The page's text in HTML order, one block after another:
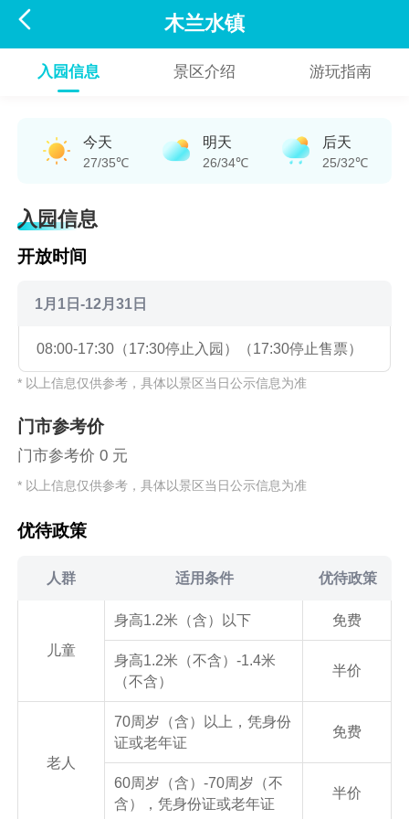
 木兰水镇
入园信息 景区介绍 游玩指南
今天
27/35℃
明天
26/34℃
后天
25/32℃
入园信息
开放时间
1月1日-12月31日
08:00-17:30（17:30停止入园）（17:30停止售票）
* 以上信息仅供参考，具体以景区当日公示信息为准
门市参考价
门市参考价 0 元
* 以上信息仅供参考，具体以景区当日公示信息为准
优待政策
人群 适用条件 优待政策
儿童
身高1.2米（含）以下 免费
身高1.2米（不含）-1.4米
（不含）
半价
老人
70周岁（含）以上，凭身份
证或老年证
免费
60周岁（含）-70周岁（不
含），凭身份证或老年证
半价